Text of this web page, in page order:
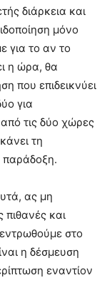
διάρκεια και
μόνο
για το αν το
η ώρα, θα
που επιδεικνύει
για
από τις δύο χώρες
τη
παράδοξη.
ας μη
και
στο
η δέσμευση
εναντίον